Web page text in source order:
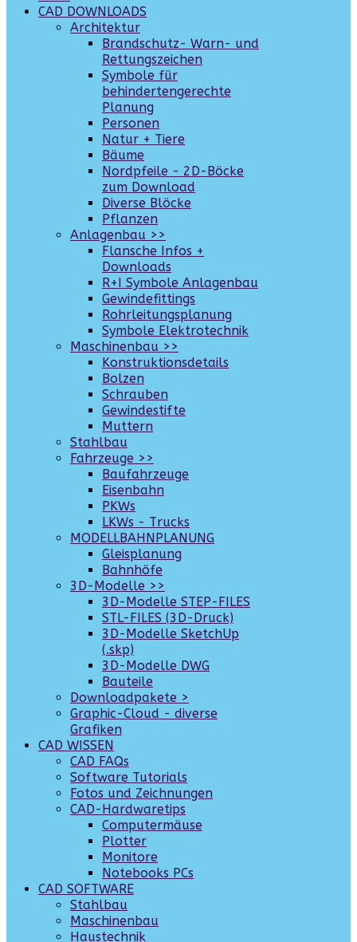
CAD DOWNLOADS
Architektur
Brandschutz- Warn- und
Rettungszeichen
Symbole für
behindertengerechte
Planung
Personen
Natur + Tiere
Bäume
Nordpfeile - 2D-Böcke
zum Download
Diverse Blöcke
Pflanzen
Anlagenbau >>
Flansche Infos +
Downloads
R+I Symbole Anlagenbau
Gewindefittings
Rohrleitungsplanung
Symbole Elektrotechnik
Maschinenbau >>
Konstruktionsdetails
Bolzen
Schrauben
Gewindestifte
Muttern
Stahlbau
Fahrzeuge >>
Baufahrzeuge
Eisenbahn
PKWs
LKWs - Trucks
MODELLBAHNPLANUNG
Gleisplanung
Bahnhöfe
3D-Modelle >>
3D-Modelle STEP-FILES
STL-FILES (3D-Druck)
3D-Modelle SketchUp
(.skp)
3D-Modelle DWG
Bauteile
Downloadpakete >
Graphic-Cloud - diverse
Grafiken
CAD WISSEN
CAD FAQs
Software Tutorials
Fotos und Zeichnungen
CAD-Hardwaretips
Computermäuse
Plotter
Monitore
Notebooks PCs
CAD SOFTWARE
Stahlbau
Maschinenbau
Haustechnik